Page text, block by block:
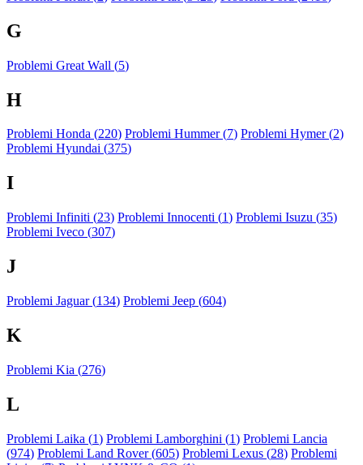
G
Problemi Great Wall (5)
H
Problemi Honda (220) Problemi Hummer (7) Problemi Hymer (2)
Problemi Hyundai (375)
I
Problemi Infiniti (23) Problemi Innocenti (1) Problemi Isuzu (35)
Problemi Iveco (307)
J
Problemi Jaguar (134) Problemi Jeep (604)
K
Problemi Kia (276)
L
Problemi Laika (1) Problemi Lamborghini (1) Problemi Lancia
(974) Problemi Land Rover (605) Problemi Lexus (28) Problemi